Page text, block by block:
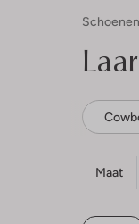
Schoenen
Maat